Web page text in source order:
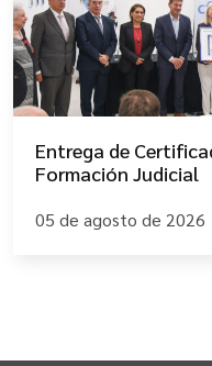
Entrega de
Formación Judicial
05 de agosto de 2026